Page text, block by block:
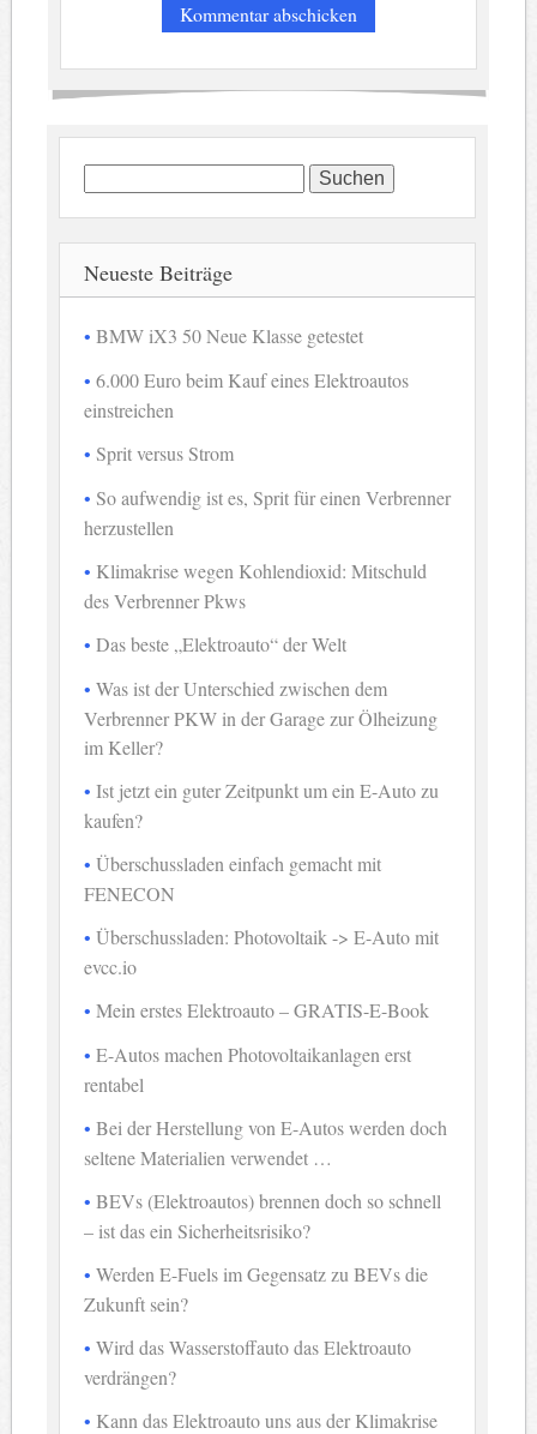
Suchen
nach:
Neueste Beiträge
BMW iX3 50 Neue Klasse getestet
6.000 Euro beim Kauf eines Elektroautos
einstreichen
Sprit versus Strom
So aufwendig ist es, Sprit für einen Verbrenner
herzustellen
Klimakrise wegen Kohlendioxid: Mitschuld
des Verbrenner Pkws
Das beste „Elektroauto“ der Welt
Was ist der Unterschied zwischen dem
Verbrenner PKW in der Garage zur Ölheizung
im Keller?
Ist jetzt ein guter Zeitpunkt um ein E-Auto zu
kaufen?
Überschussladen einfach gemacht mit
FENECON
Überschussladen: Photovoltaik -> E-Auto mit
evcc.io
Mein erstes Elektroauto – GRATIS-E-Book
E-Autos machen Photovoltaikanlagen erst
rentabel
Bei der Herstellung von E-Autos werden doch
seltene Materialien verwendet …
BEVs (Elektroautos) brennen doch so schnell
– ist das ein Sicherheitsrisiko?
Werden E-Fuels im Gegensatz zu BEVs die
Zukunft sein?
Wird das Wasserstoffauto das Elektroauto
verdrängen?
Kann das Elektroauto uns aus der Klimakrise